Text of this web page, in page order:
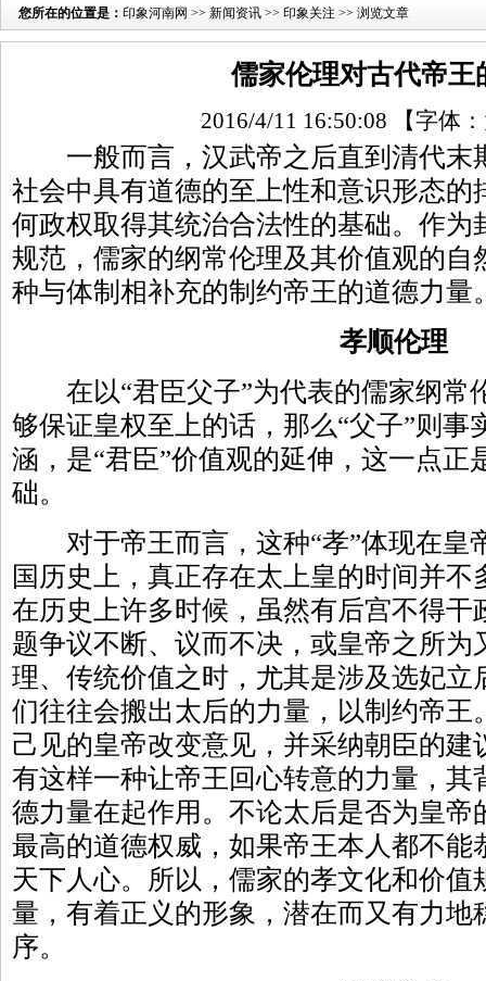
您所在的位置是： 印象河南网 >> 新闻资讯 >> 印象关注 >> 浏览文章
儒家伦理对古代帝王
2016/4/11 16:50:08 【字体：
一般而言，汉武帝之后直到清代末
社会中具有道德的至上性和意识形态的
何政权取得其统治合法性的基础。作为
规范，儒家的纲常伦理及其价值观的自
种与体制相补充的制约帝王的道德力量
孝顺伦理
在以“君臣父子”为代表的儒家纲常
够保证皇权至上的话，那么“父子”则事
涵，是“君臣”价值观的延伸，这一点正
础。
对于帝王而言，这种“孝”体现在皇
国历史上，真正存在太上皇的时间并
在历史上许多时候，虽然有后宫不得干
题争议不断、议而不决，或皇帝之所为
理、传统价值之时，尤其是涉及选妃立
们往往会搬出太后的力量，以制约帝王
己见的皇帝改变意见，并采纳朝臣的
有这样一种让帝王回心转意的力量，其
德力量在起作用。不论太后是否为皇帝
最高的道德权威，如果帝王本人都不能
天下人心。所以，儒家的孝文化和价
量，有着正义的形象，潜在而又有力地
序。